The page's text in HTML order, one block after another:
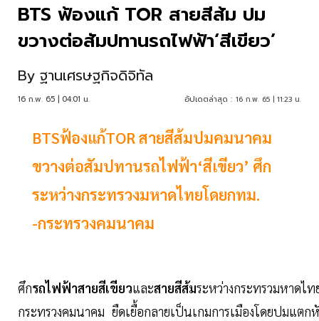
BTS ฟ้องแก้ TOR สายสีส้ม ปม
ขวางต่อสัมปทานรถไฟฟ้า‘สีเขียว’
By ฐานเศรษฐกิจดิจิทัล
16 ก.พ. 65 | 04:01 น. อัปเดตล่าสุด : 16 ก.พ. 65 | 11:23 น.
BTSฟ้องแก้TOR สายสีส้มปมคมนาคม
ขวางต่อสัมปทานรถไฟฟ้า‘สีเขียว’ ศึก
ระหว่างกระทรวงมหาดไทยโดยกทม.
-กระทรวงคมนาคม
ศึกรถไฟฟ้าสายสีเขียวและสายสีส้มระหว่างกระทรวมหาดไ
กระทรวงคมนาคม ยืดเยื้อกลายเป็นเกมการเมืองโดยปมแตก